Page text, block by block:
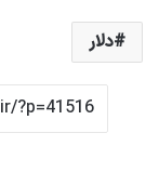
دلار